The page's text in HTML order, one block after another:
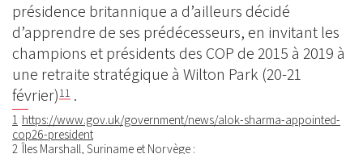
présidence britannique a d’ailleurs décidé
d’apprendre de ses prédécesseurs, en invitant les
champions et présidents des COP de 2015 à 2019 à
une retraite stratégique à Wilton Park (20-21
février)11 .
1 https://www.gov.uk/government/news/alok-sharma-appointed-
cop26-president
2 Îles Marshall, Suriname et Norvège :